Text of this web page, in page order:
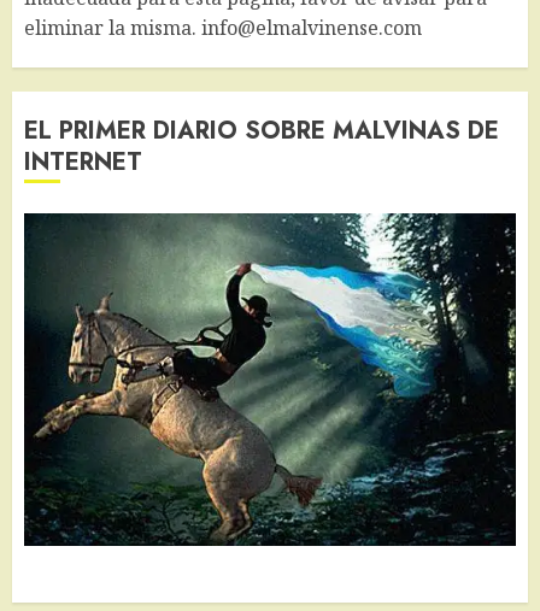
eliminar la misma. info@elmalvinense.com
EL PRIMER DIARIO SOBRE MALVINAS DE
INTERNET